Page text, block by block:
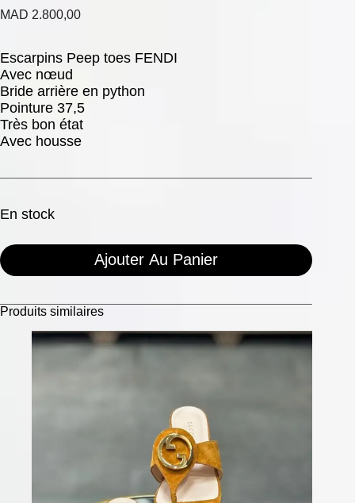
MAD 2.800,00
Escarpins Peep toes FENDI
Avec nœud
Bride arrière en python
Pointure 37,5
Très bon état
Avec housse
En stock
Ajouter Au Panier
Produits similaires